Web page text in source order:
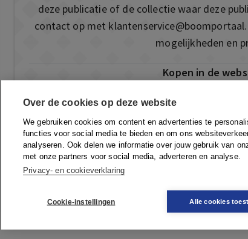
Over de cookies op deze website
We gebruiken cookies om content en advertenties te
functies voor social media te bieden en om ons
analyseren. Ook delen we informatie over jouw gebruik van
met onze partners voor social media, adverteren en analyse.
Privacy- en cookieverklaring
Cookie-instellingen Alle cookies
deze publicatie of de collectie waar deze
contact op met
mogelijkheden en
Kopen in de
Deze publicatie is ook te vinden in onze
ook de mogelijkheid om direct toegang
Naar de webshop